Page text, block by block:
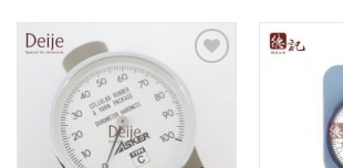
Add to
Wishlist